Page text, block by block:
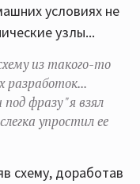
условиях не
узлы...
из такого-то
разработок...
фразу "я взял
упростил ее
схему, доработав